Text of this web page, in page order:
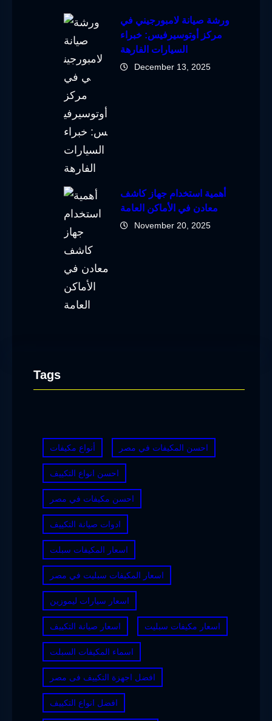
ورشة صيانة لامبورجيني في
مركز أوتوسيرفيس: خبراء
السيارات الفارهة
December 13, 2025
أهمية استخدام جهاز كاشف
معادن في الأماكن العامة
November 20, 2025
Tags
أنواع مكيفات احسن المكيفات في مصر
احسن انواع التكييف
احسن مكيفات في مصر
ادوات صيانة التكييف
اسعار المكيفات سبلت
اسعار المكيفات سبليت في مصر
اسعار سيارات ليموزين
اسعار صيانة التكييف اسعار مكيفات سبليت
اسماء المكيفات السبلت
افضل اجهزة التكييف فى مصر
افضل انواع التكييف